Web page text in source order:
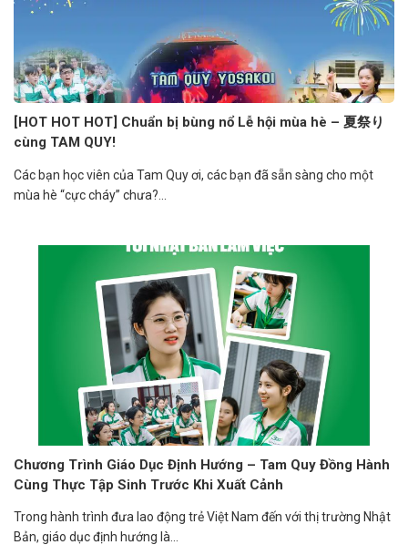
[HOT HOT HOT] Chuẩn bị bùng nổ Lễ hội mùa hè – 夏祭り
cùng TAM QUY!
Các bạn học viên của Tam Quy ơi, các bạn đã sẵn sàng cho một
mùa hè “cực cháy” chưa?...
Chương Trình Giáo Dục Định Hướng – Tam Quy Đồng Hành
Cùng Thực Tập Sinh Trước Khi Xuất Cảnh
Trong hành trình đưa lao động trẻ Việt Nam đến với thị trường Nhật
Bản, giáo dục định hướng là...